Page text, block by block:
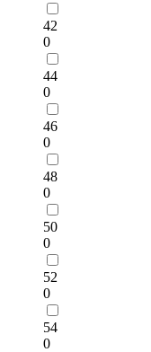
42
0
44
0
46
0
48
0
50
0
52
0
54
0